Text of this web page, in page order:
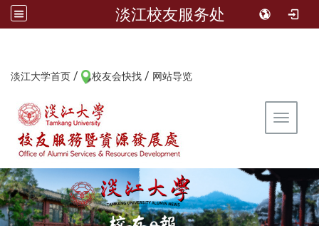
淡江校友服务处
淡江大学首页 / 校友会快找 / 网站导览
Toggle